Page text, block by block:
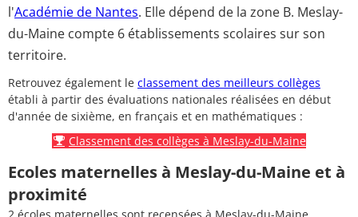
l'Académie de Nantes. Elle dépend de la zone B. Meslay-
du-Maine compte 6 établissements scolaires sur son
territoire.
Retrouvez également le classement des meilleurs collèges
établi à partir des évaluations nationales réalisées en début
d'année de sixième, en français et en mathématiques :
Classement des collèges à Meslay-du-Maine
Ecoles maternelles à Meslay-du-Maine et à
proximité
2 écoles maternelles sont recensées à Meslay-du-Maine.